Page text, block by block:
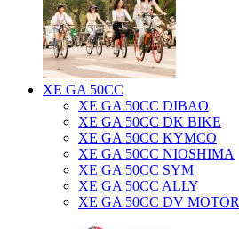
XE GA 50CC
XE GA 50CC DIBAO
XE GA 50CC DK BIKE
XE GA 50CC KYMCO
XE GA 50CC NIOSHIMA
XE GA 50CC SYM
XE GA 50CC ALLY
XE GA 50CC DV MOTOR